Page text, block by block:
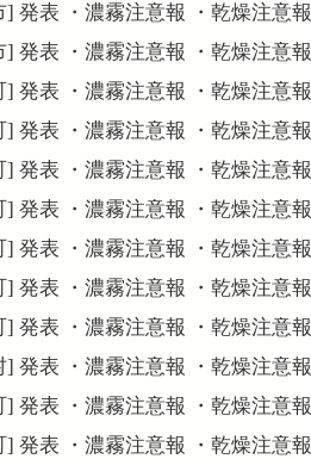
] 発表 ・濃霧注意報 ・乾燥注意報
] 発表 ・濃霧注意報 ・乾燥注意報
] 発表 ・濃霧注意報 ・乾燥注意報
] 発表 ・濃霧注意報 ・乾燥注意報
] 発表 ・濃霧注意報 ・乾燥注意報
] 発表 ・濃霧注意報 ・乾燥注意報
] 発表 ・濃霧注意報 ・乾燥注意報
] 発表 ・濃霧注意報 ・乾燥注意報
] 発表 ・濃霧注意報 ・乾燥注意報
] 発表 ・濃霧注意報 ・乾燥注意報
] 発表 ・濃霧注意報 ・乾燥注意報
] 発表 ・濃霧注意報 ・乾燥注意報